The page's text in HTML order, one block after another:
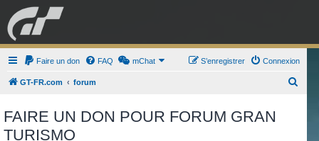
GRAN TURISMO FORUM
ESPORT BOUTIQUE
Faire un don FAQ mChat Connexion
S’enregistrer
GT-FR.com forum
FAIRE UN DON POUR FORUM GRAN
TURISMO